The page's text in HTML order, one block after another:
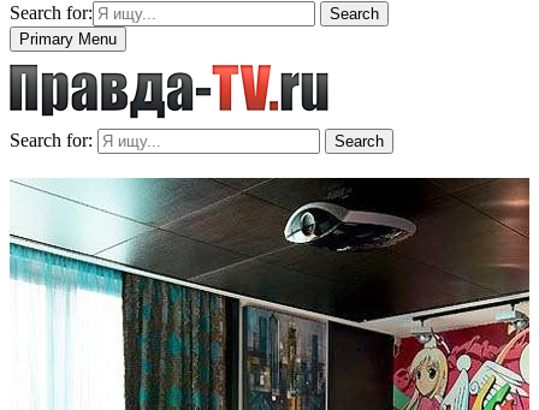
Search for:
Search
Primary Menu
Search for: Search